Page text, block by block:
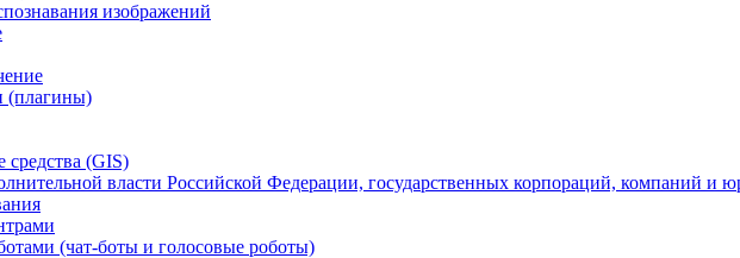
изображений
(плагины)
(GIS)
власти Российской Федерации, государственных корпораций, компаний и
(чат-боты и голосовые роботы)